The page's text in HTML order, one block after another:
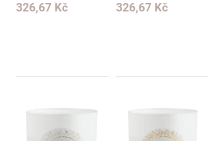
326,67 Kč 326,67 Kč